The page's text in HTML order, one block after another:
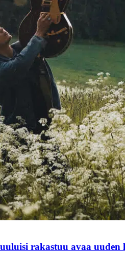
rakastuu avaa